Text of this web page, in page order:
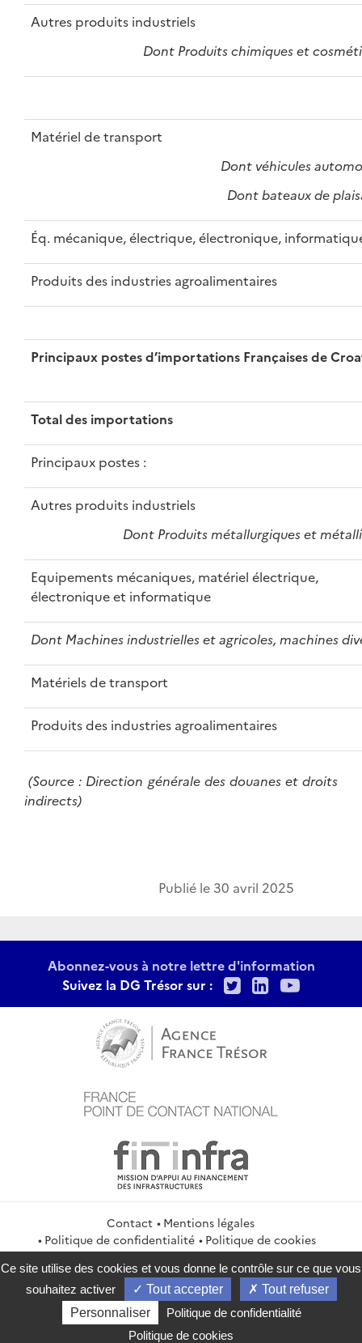
Autres produits industriels
Dont Produits chimiques et
Matériel de transport
Dont véhicules
Dont bateaux de
Éq. mécanique, électrique, électronique,
Produits des industries agroalimentaires
Principaux postes d’importations Françaises de
Total des importations
Principaux postes :
Autres produits industriels
Dont Produits métallurgiques et
Equipements mécaniques, matériel électrique,
électronique et informatique
Dont Machines industrielles et agricoles, machines
Matériels de transport
Produits des industries agroalimentaires
(Source : Direction générale des douanes et droits
indirects)
Publié le 30 avril 2025
Abonnez-vous à notre lettre d'information
Suivez la DG Trésor sur :
TwitterLinkedIn
Contact
Mentions légales
Politique de confidentialité
Politique de cookies
Gestion des cookies
service-public.gouv.fr
legifrance.gouv.fr
info.gouv.fr
data.gouv.fr
2026 Direction générale du Trésor
Ce site utilise des cookies et vous donne le contrôle sur ce que vous
souhaitez activer
Tout accepter
Tout refuser
Personnaliser
Politique de confidentialité
Politique de cookies